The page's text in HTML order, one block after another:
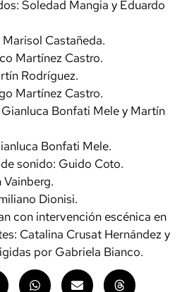
Soledad Mangia y Eduardo
Castañeda.
Martínez Castro.
Rodríguez.
Martínez Castro.
Bonfati Mele y Martín
Bonfati Mele.
sonido: Guido Coto.
Dionisi.
con intervención escénica en
Catalina Crusat Hernández y
por Gabriela Bianco.